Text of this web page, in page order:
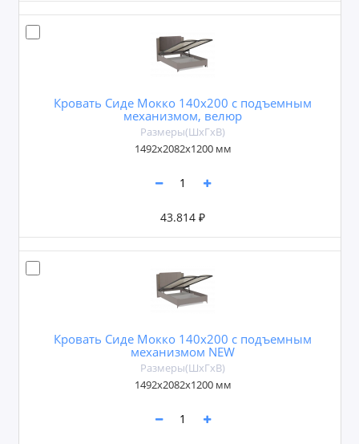
Кровать Сиде Мокко 140х200 с подъемным
механизмом, велюр
Размеры(ШxГxВ)
1492х2082х1200 мм
43.814 ₽
Кровать Сиде Мокко 140х200 с подъемным
механизмом NEW
Размеры(ШxГxВ)
1492х2082х1200 мм